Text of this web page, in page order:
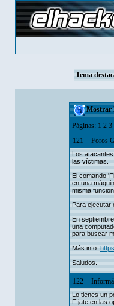
Tema
Mostrar
Páginas: 1 2 3
121
Foros
Los
las víctimas.
El comando
en una
misma
Para ejecutar
En
una
para buscar
Más info:
Saludos.
122
Lo tienes un
Fíjate en las